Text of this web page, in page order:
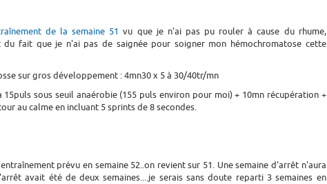
de la semaine 51 vu que je n'ai pas pu rouler à cause du rhume,
fait que je n'ai pas de saignée pour soigner mon hémochromatose cette
sur gros développement : 4mn30 x 5 à 30/40tr/mn
sous seuil anaérobie (155 puls environ pour moi) + 10mn récupération +
au calme en incluant 5 sprints de 8 secondes.
prévu en semaine 52..on revient sur 51. Une semaine d'arrêt n'aura
avait été de deux semaines....je serais sans doute reparti 3 semaines en